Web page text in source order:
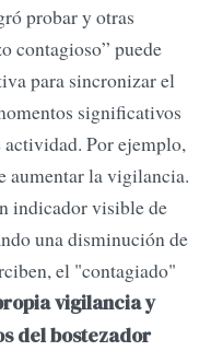
probar y otras
contagioso” puede
para sincronizar el
significativos
Por ejemplo,
aumentar la vigilancia.
indicador visible de
una disminución de
el "contagiado"
vigilancia y
del bostezador